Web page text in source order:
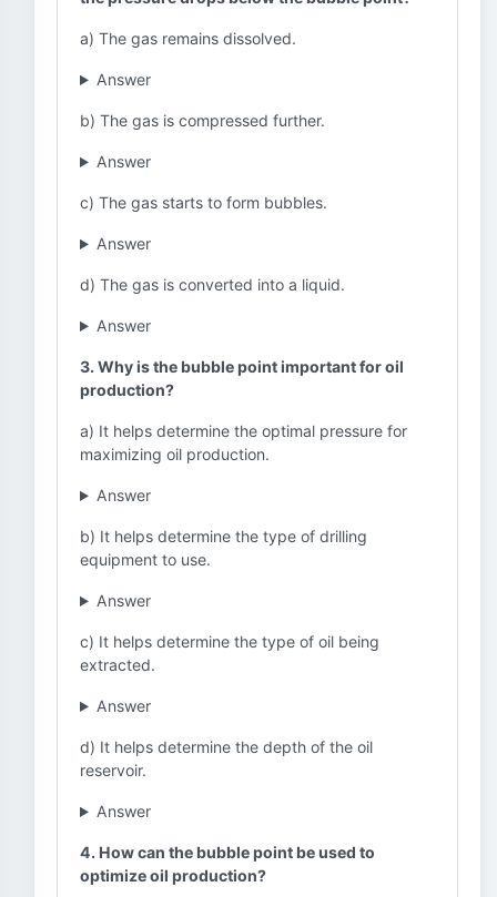
a) The gas remains dissolved.
Answer
b) The gas is compressed further.
Answer
c) The gas starts to form bubbles.
Answer
d) The gas is converted into a liquid.
Answer
3. Why is the bubble point important for oil
production?
a) It helps determine the optimal pressure for
maximizing oil production.
Answer
b) It helps determine the type of drilling
equipment to use.
Answer
c) It helps determine the type of oil being
extracted.
Answer
d) It helps determine the depth of the oil
reservoir.
Answer
4. How can the bubble point be used to
optimize oil production?